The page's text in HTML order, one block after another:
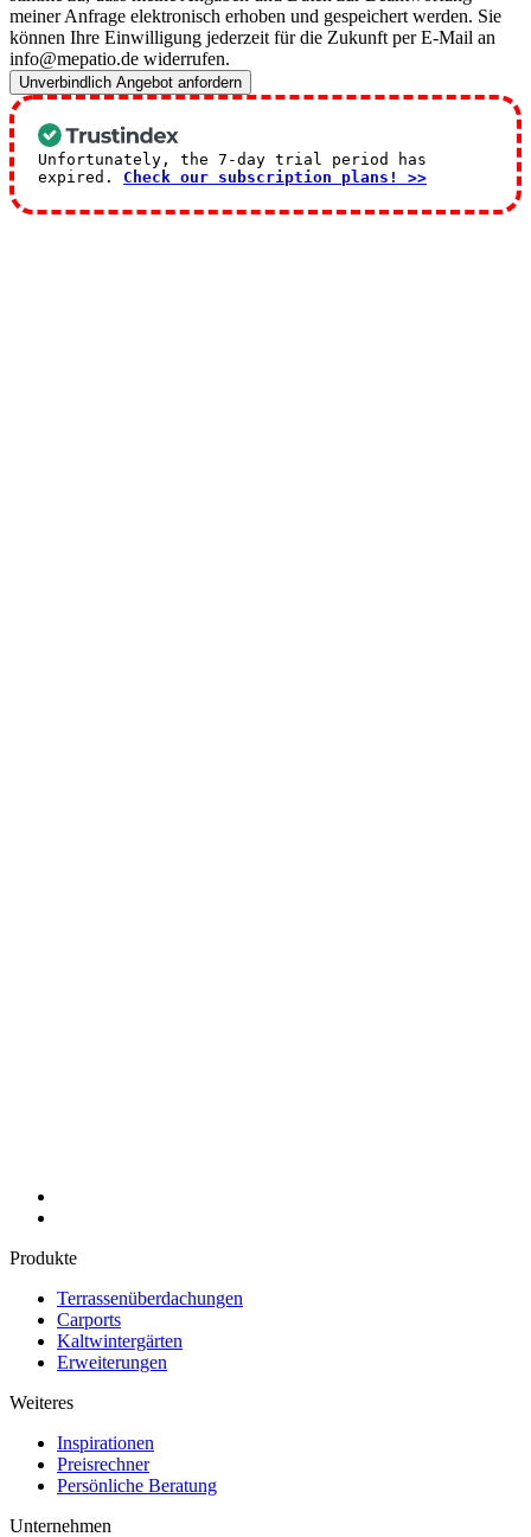
meiner Anfrage elektronisch erhoben und gespeichert werden. Sie
können Ihre Einwilligung jederzeit für die Zukunft per E-Mail an
info@mepatio.de widerrufen.
Unverbindlich Angebot anfordern
Unfortunately, the 7-day trial period has
expired. Check our subscription plans! >>
Produkte
Terrassenüberdachungen
Carports
Kaltwintergärten
Erweiterungen
Weiteres
Inspirationen
Preisrechner
Persönliche Beratung
Unternehmen